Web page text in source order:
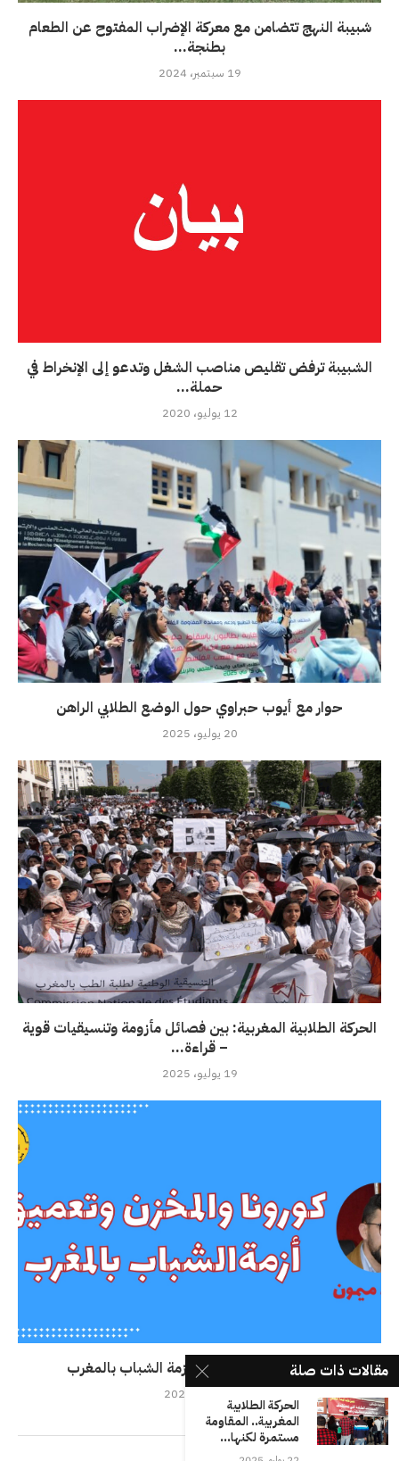
شبيبة النهج تتضامن مع معركة الإضراب المفتوح عن الطعام
بطنجة...
19 سبتمبر، 2024
الشبيبة ترفض تقليص مناصب الشغل وتدعو إلى الإنخراط في
حملة...
12 يوليو، 2020
حوار مع أيوب حبراوي حول الوضع الطلابي الراهن
20 يوليو، 2025
الحركة الطلابية المغربية: بين فصائل مأزومة وتنسيقيات قوية
– قراءة...
19 يوليو، 2025
كورونا والمخزن وتعميق أزمة الشباب بالمغربمقالات ذات صلة
الحركة الطلابية
المغربية.. المقاومة
مستمرة لكنها...